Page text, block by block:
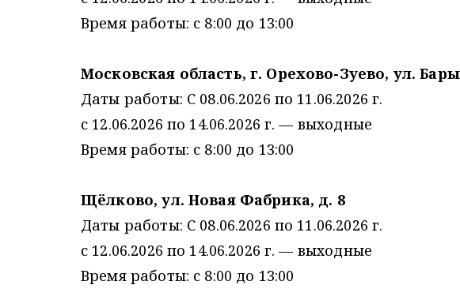
Время работы: с 8:00 до 13:00
Московская область, г. Орехово-Зуево, ул.
Даты работы: С 08.06.2026 по 11.06.2026 г.
с 12.06.2026 по 14.06.2026 г. — выходные
Время работы: с 8:00 до 13:00
Щёлково, ул. Новая Фабрика, д. 8
Даты работы: С 08.06.2026 по 11.06.2026 г.
с 12.06.2026 по 14.06.2026 г. — выходные
Время работы: с 8:00 до 13:00